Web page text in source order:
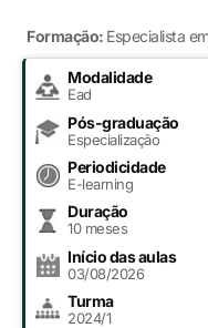
Formação: Especialista
Modalidade
Ead
Pós-graduação
Especialização
Periodicidade
E-learning
Duração
10 meses
Início das aulas
03/08/2026
Turma
2024/1